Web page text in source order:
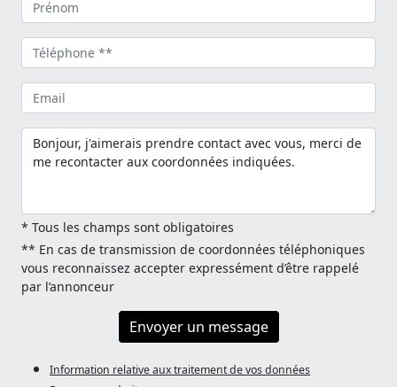
* Tous les champs sont obligatoires
** En cas de transmission de coordonnées téléphoniques
vous reconnaissez accepter expressément d’être rappelé
par l’annonceur
Envoyer un message
Information relative aux traitement de vos données